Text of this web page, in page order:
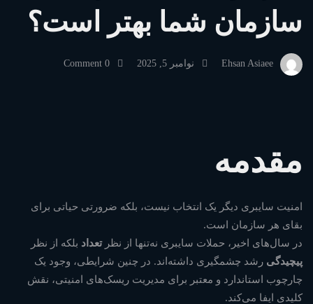
ISO
چارچوب
امنیتی
برای
سازمان شما بهتر است؟
نوامبر 5, 2025 0 Comment
مقدمه
امنیت سایبری دیگر یک انتخاب نیست، بلکه ضرورتی حیاتی برای
بقای هر سازمان است.
در سال‌های اخیر، حملات سایبری نه‌تنها از نظرتعداد بلکه از نظر
پیچیدگی رشد چشمگیری داشته‌اند. در چنین شرایطی، وجود یک
چارچوب استاندارد و معتبر برای مدیریت ریسک‌های امنیتی، نقش
کلیدی ایفا می‌کند.